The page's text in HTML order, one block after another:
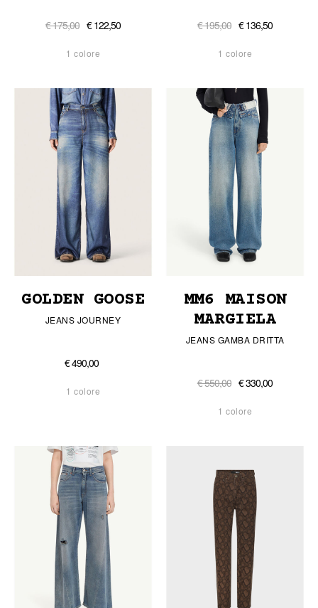
€ 175,00 € 122,50
1 colore
€ 195,00 € 136,50
1 colore
GOLDEN GOOSE
JEANS JOURNEY
€ 490,00
1 colore
MM6 MAISON
MARGIELA
JEANS GAMBA DRITTA
€ 550,00 € 330,00
1 colore